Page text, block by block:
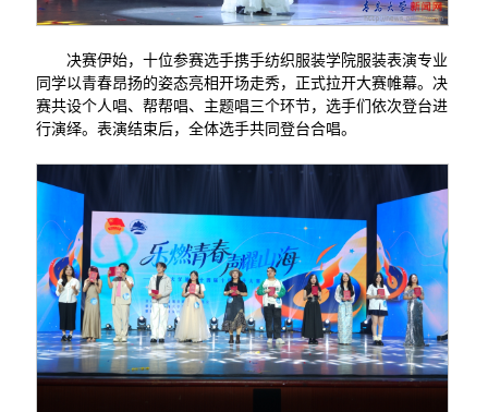
决赛伊始，十位参赛选手携手纺织服装学院服装表演专业
同学以青春昂扬的姿态亮相开场走秀，正式拉开大赛帷幕。决
赛共设个人唱、帮帮唱、主题唱三个环节，选手们依次登台进
行演绎。表演结束后，全体选手共同登台合唱。